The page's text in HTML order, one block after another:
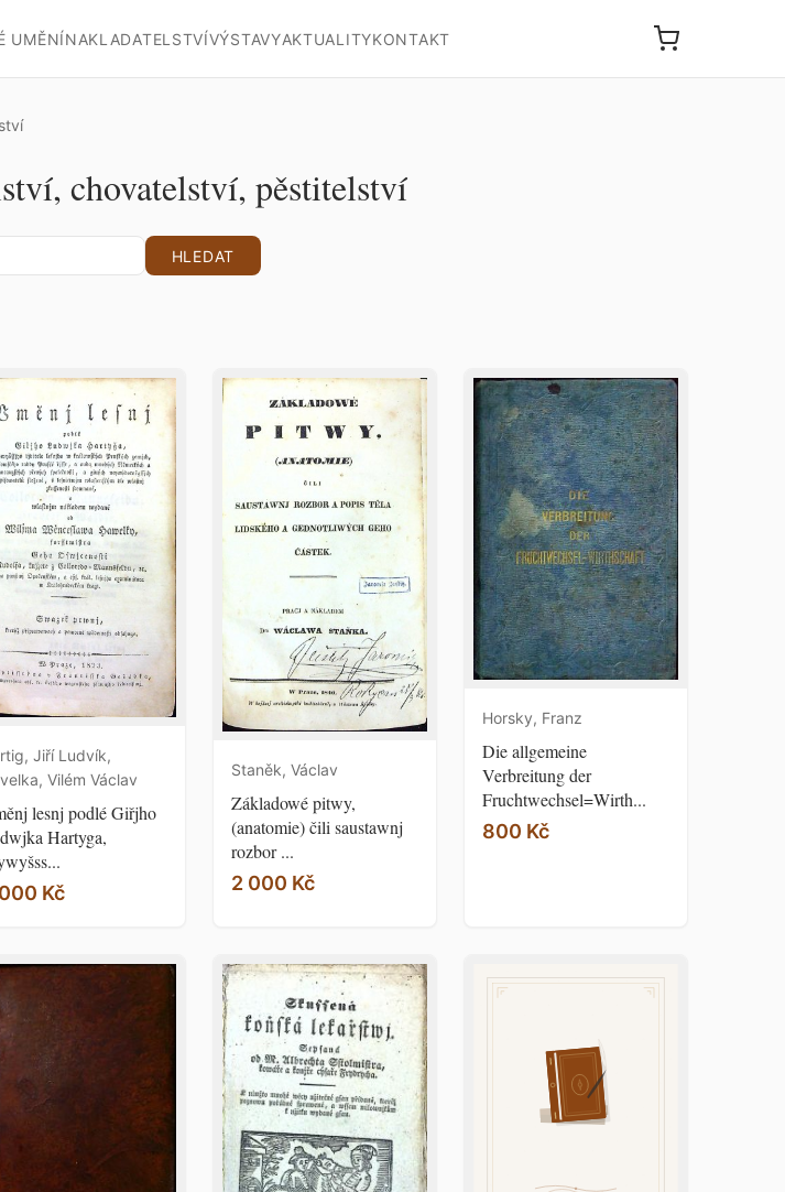
UMĚNÍNAKLADATELSTVÍVÝSTAVYAKTUALITYKONTAKT
chovatelství, pěstitelství
HLEDAT
Jiří Ludvík,
Vilém Václav
lesnj podlé Giřjho
Hartyga,
Kč
Staněk, Václav
Základowé pitwy,
(anatomie) čili saustawnj
rozbor ...
2 000 Kč
Horsky, Franz
Die allgemeine
Verbreitung der
Fruchtwechsel=Wirth...
800 Kč